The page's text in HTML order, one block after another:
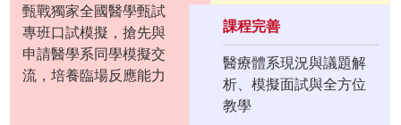
甄戰獨家全國醫學甄試
專班口試模擬，搶先與
申請醫學系同學模擬交
流，培養臨場反應能力
課程完善
醫療體系現況與議題解
析、模擬面試與全方位
教學